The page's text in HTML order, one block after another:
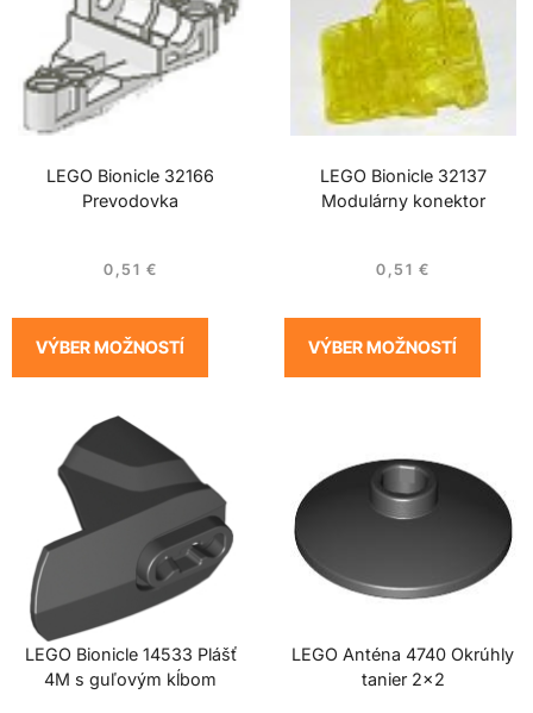
LEGO Bionicle 32166
Prevodovka
0,51 €
VÝBER MOŽNOSTÍ
LEGO Bionicle 32137
Modulárny konektor
0,51 €
VÝBER MOŽNOSTÍ
LEGO Bionicle 14533 Plášť
4M s guľovým kĺbom
LEGO Anténa 4740 Okrúhly
tanier 2×2